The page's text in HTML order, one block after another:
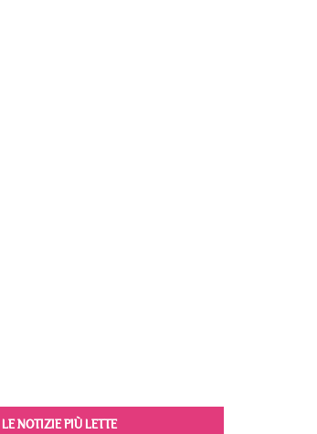
LE NOTIZIE PIÙ LETTE